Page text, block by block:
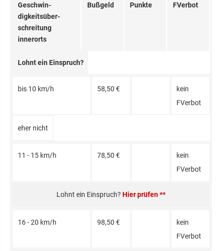
Ge­schwin­
digkeits­über­
schrei­tung
innerorts
Bußgeld Punkte FVerbot
Lohnt ein Einspruch?
bis 10 km/h 58,50 €
kein
FVerbot
eher nicht
11 - 15 km/h 78,50 €
kein
FVerbot
Hier prüfen **
16 - 20 km/h 98,50 €
kein
FVerbot